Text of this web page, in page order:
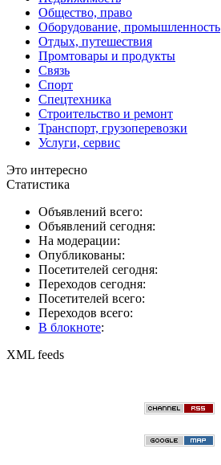
Общество, право
Оборудование, промышленность
Отдых, путешествия
Промтовары и продукты
Связь
Спорт
Спецтехника
Строительство и ремонт
Транспорт, грузоперевозки
Услуги, сервис
Это интересно
Статистика
Объявлений всего:
Объявлений сегодня:
На модерации:
Опубликованы:
Посетителей сегодня:
Переходов сегодня:
Посетителей всего:
Переходов всего:
В блокноте:
XML feeds